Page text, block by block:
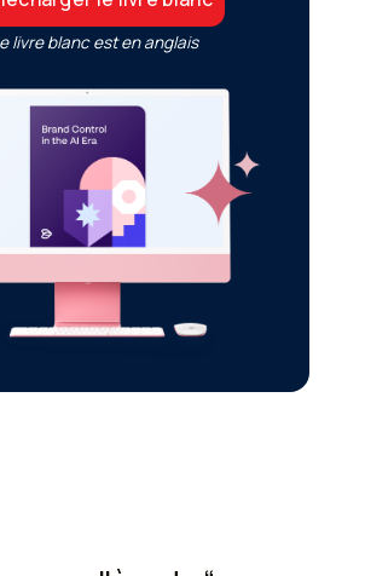
livre blanc est en anglais